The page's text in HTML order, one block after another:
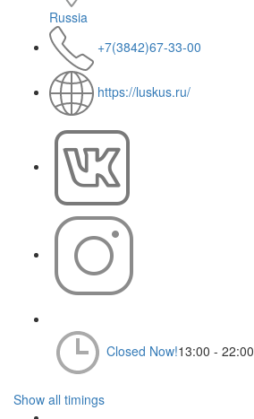
Russia
+7(3842)67-33-00
https://luskus.ru/
Closed Now!13:00 - 22:00
Show all timings